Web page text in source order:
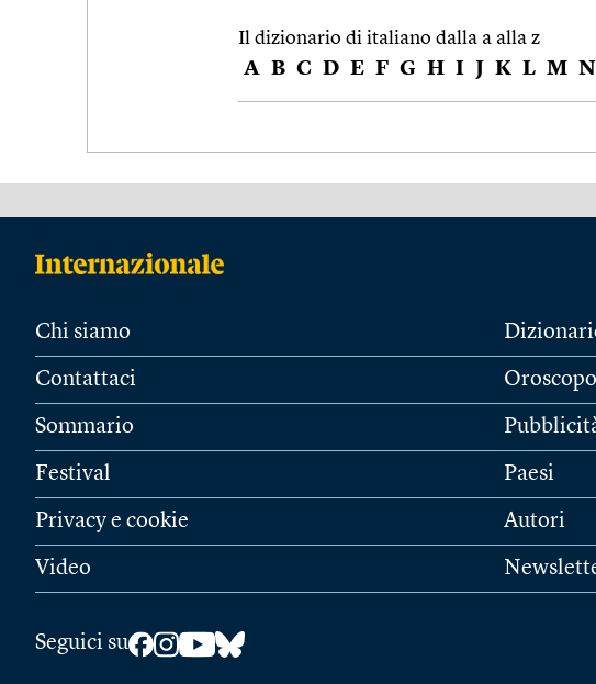
Il dizionario di italiano dalla a alla z
A B C D E F G H I J K L M N
Chi siamo
Contattaci
Sommario
Festival
Privacy e cookie
Video
Oroscopo
Paesi
Autori
Seguici su